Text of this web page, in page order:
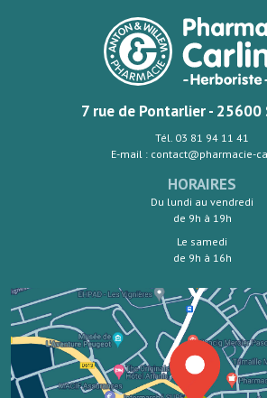
7 rue de Pontarlier - 25600
Tél. 03 81 94 11 41
E-mail : contact@pharmacie-
HORAIRES
Du lundi au vendredi
de 9h à 19h
Le samedi
de 9h à 16h